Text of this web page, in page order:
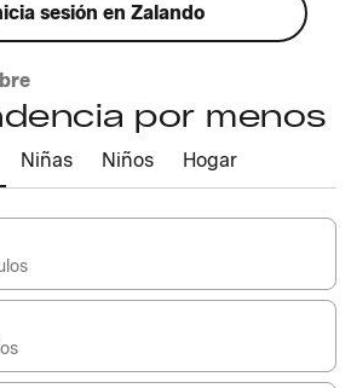
sesión en Zalando
por menos
Niñas Niños Hogar